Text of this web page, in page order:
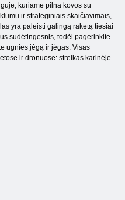
kuriame pilna kovos su
ir strateginiais skaičiavimais,
yra paleisti galingą raketą tiesiai
sudėtingesnis, todėl pagerinkite
ugnies jėgą ir jėgas. Visas
ir dronuose: streikas karinėje